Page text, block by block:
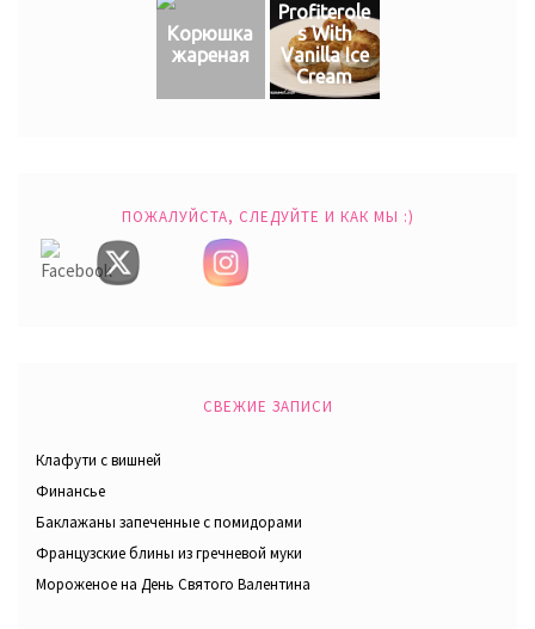
Корюшка
жареная
Profiterole
s With
Vanilla Ice
Cream
ПОЖАЛУЙСТА, СЛЕДУЙТЕ И КАК МЫ :)
СВЕЖИЕ ЗАПИСИ
Клафути с вишней
Финансье
Баклажаны запеченные с помидорами
Французские блины из гречневой муки
Мороженое на День Святого Валентина